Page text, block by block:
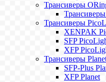
Трансиверы
Трансиверы
XENPAK
SFP
XFP
Трансиверы
SFP-Plus
XFP Planet